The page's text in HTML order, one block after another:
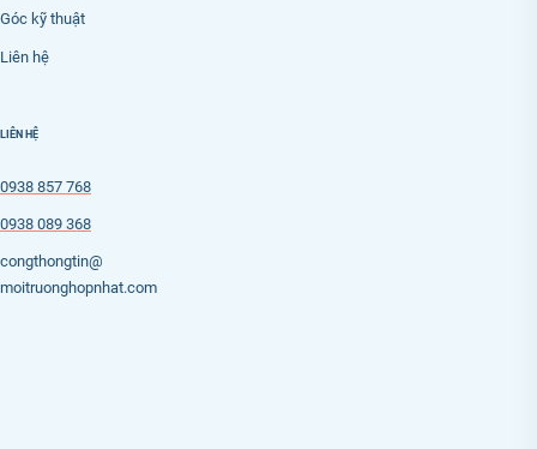
Góc kỹ thuật
Liên hệ
LIÊN HỆ
0938 857 768
0938 089 368
congthongtin@
moitruonghopnhat.com